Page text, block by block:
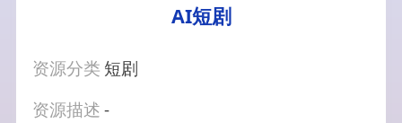
AI短剧
资源分类 短剧
资源描述-